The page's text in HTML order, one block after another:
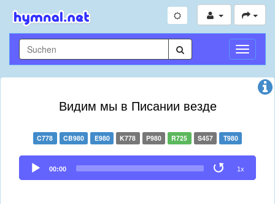
Видим мы в Писании везде
C778 CB980 E980 K778 P980 R725 S457 T980
Audio
Player
00:00 1x